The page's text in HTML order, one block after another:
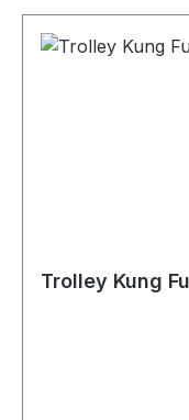
Trolley Kung Fu